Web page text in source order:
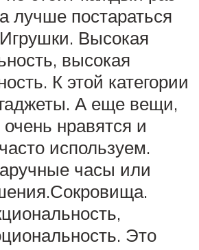
лучше постараться
Высокая
высокая
К этой категории
А еще вещи,
нравятся и
используем.
часы или
Это